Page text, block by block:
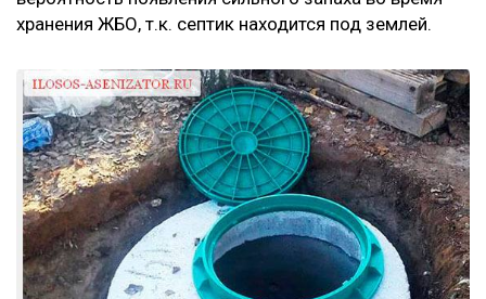
хранения ЖБО, т.к. септик находится под землей.